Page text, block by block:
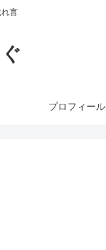
言
プロフィール